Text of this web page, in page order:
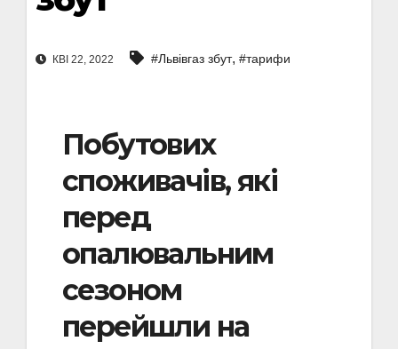
КВІ 22, 2022 #Львівгаз збут, #тарифи
Побутових
споживачів, які
перед
опалювальним
сезоном
перейшли на